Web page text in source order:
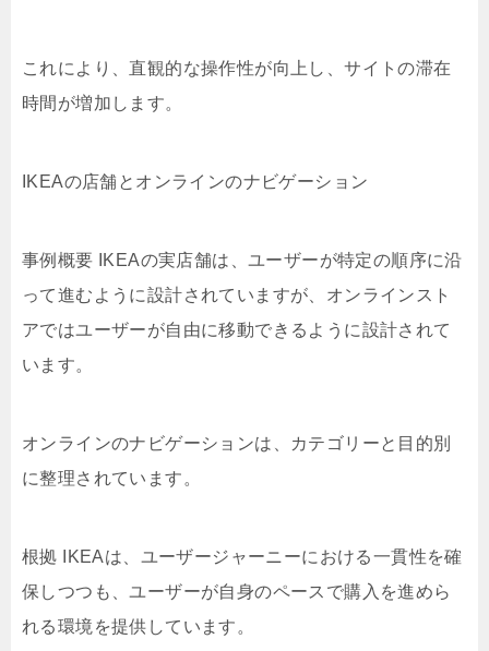
これにより、直観的な操作性が向上し、サイトの滞在
時間が増加します。
IKEAの店舗とオンラインのナビゲーション
事例概要 IKEAの実店舗は、ユーザーが特定の順序に沿
って進むように設計されていますが、オンラインスト
アではユーザーが自由に移動できるように設計されて
います。
オンラインのナビゲーションは、カテゴリーと目的別
に整理されています。
根拠 IKEAは、ユーザージャーニーにおける一貫性を確
保しつつも、ユーザーが自身のペースで購入を進めら
れる環境を提供しています。